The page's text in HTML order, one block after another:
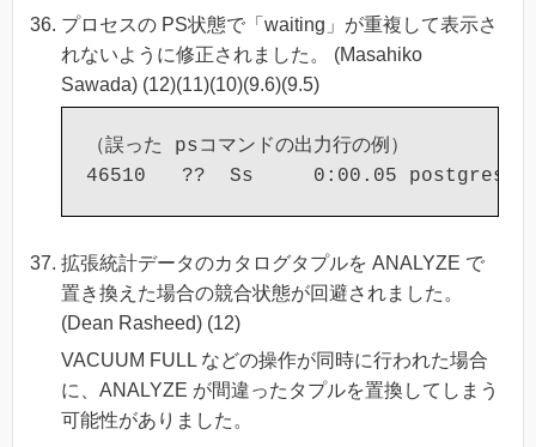
プロセスの PS状態で「waiting」が重複して表示さ
れないように修正されました。 (Masahiko
Sawada) (12)(11)(10)(9.6)(9.5)
（誤った psコマンドの出力行の例）
拡張統計データのカタログタプルを ANALYZE で
置き換えた場合の競合状態が回避されました。
(Dean Rasheed) (12)
VACUUM FULL などの操作が同時に行われた場合
に、ANALYZE が間違ったタプルを置換してしまう
可能性がありました。